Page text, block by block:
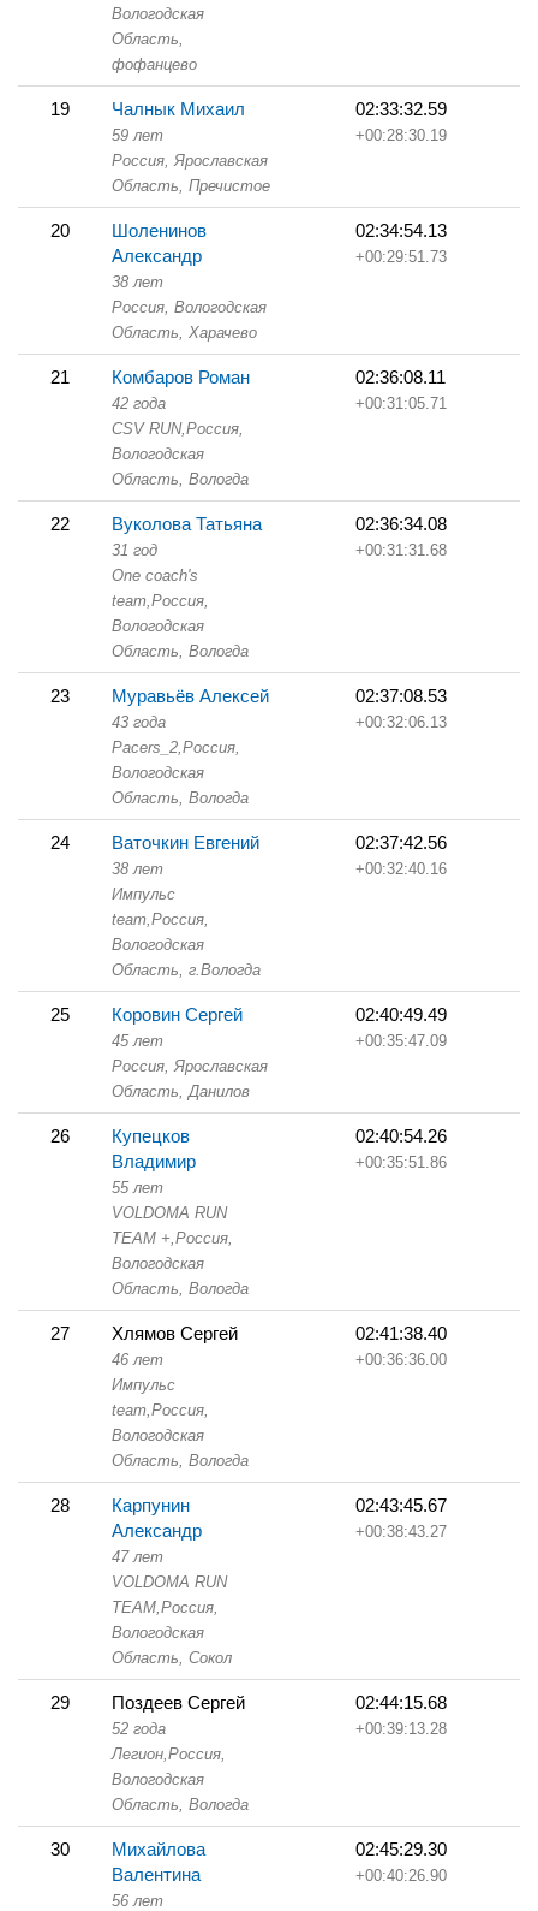
Вологодская
Область,
фофанцево
19 Чалнык Михаил
59 лет
Россия, Ярославская
Область, Пречистое
02:33:32.59
+00:28:30.19
20
Шоленинов
Александр
38 лет
Россия, Вологодская
Область, Харачево
02:34:54.13
+00:29:51.73
21 Комбаров Роман
42 года
CSV RUN,Россия,
Вологодская
Область, Вологда
02:36:08.11
+00:31:05.71
22 Вуколова Татьяна
31 год
One coach's
team,Россия,
Вологодская
Область, Вологда
02:36:34.08
+00:31:31.68
23 Муравьёв Алексей
43 года
Pacers_2,Россия,
Вологодская
Область, Вологда
02:37:08.53
+00:32:06.13
24 Ваточкин Евгений
38 лет
Импульс
team,Россия,
Вологодская
Область, г.Вологда
02:37:42.56
+00:32:40.16
25 Коровин Сергей
45 лет
Россия, Ярославская
Область, Данилов
02:40:49.49
+00:35:47.09
26
Купецков
Владимир
55 лет
VOLDOMA RUN
TEAM +,Россия,
Вологодская
Область, Вологда
02:40:54.26
+00:35:51.86
27 Хлямов Сергей
46 лет
Импульс
team,Россия,
Вологодская
Область, Вологда
02:41:38.40
+00:36:36.00
28
Карпунин
Александр
47 лет
VOLDOMA RUN
TEAM,Россия,
Вологодская
Область, Сокол
02:43:45.67
+00:38:43.27
29 Поздеев Сергей
52 года
Легион,Россия,
Вологодская
Область, Вологда
02:44:15.68
+00:39:13.28
30
Михайлова
Валентина
56 лет
02:45:29.30
+00:40:26.90